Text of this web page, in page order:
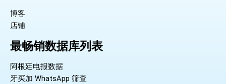
博客
店铺
最畅销数据库列表
阿根廷电报数据
牙买加 WhatsApp 筛查